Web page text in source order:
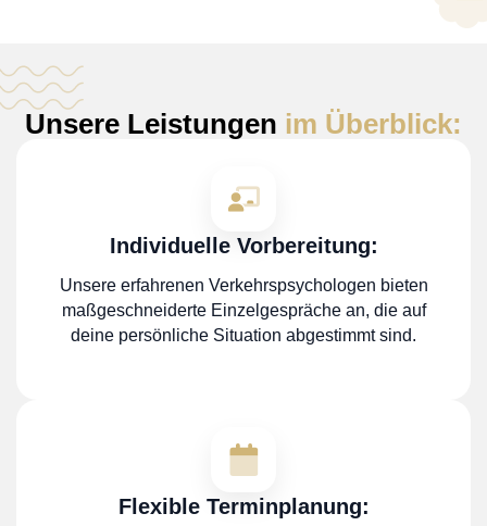
Unsere Leistungen im Überblick:
Individuelle Vorbereitung:
Unsere erfahrenen Verkehrspsychologen bieten
maßgeschneiderte Einzelgespräche an, die auf
deine persönliche Situation abgestimmt sind.
Flexible Terminplanung: